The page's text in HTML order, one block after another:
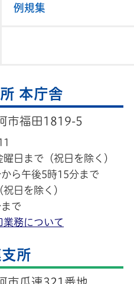
例規集
本庁舎
市福田1819-5
日まで（祝日を除く）
ら午後5時15分まで
日を除く）
で
業務について
所